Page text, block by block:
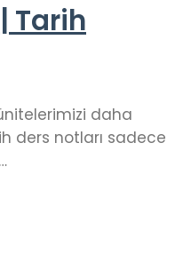
Tarih
daha
ders notları sadece